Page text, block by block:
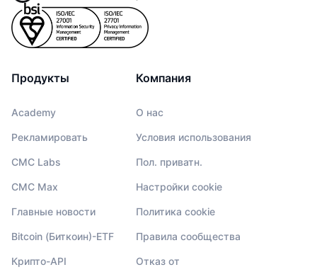
Продукты
Academy
Рекламировать
CMC Labs
CMC Max
Главные новости
Bitcoin (Биткоин)-ETF
Крипто-API
Компания
О нас
Условия использования
Пол. приватн.
Настройки cookie
Политика cookie
Правила сообщества
Отказ от